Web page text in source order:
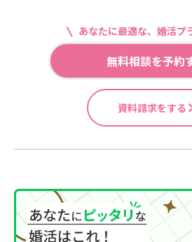
あなたに最適な、婚活プ
無料相談を予約
資料請求をする